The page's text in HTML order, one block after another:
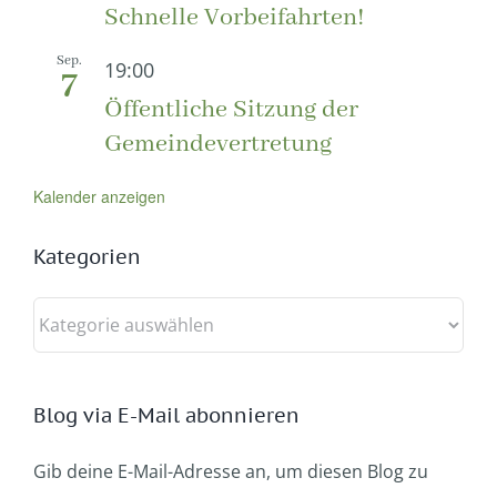
Schnelle Vorbeifahrten!
Sep.
7 19:00
Öffentliche Sitzung der
Gemeindevertretung
Kalender anzeigen
Kategorien
Kategorien
Blog via E-Mail abonnieren
Gib deine E-Mail-Adresse an, um diesen Blog zu